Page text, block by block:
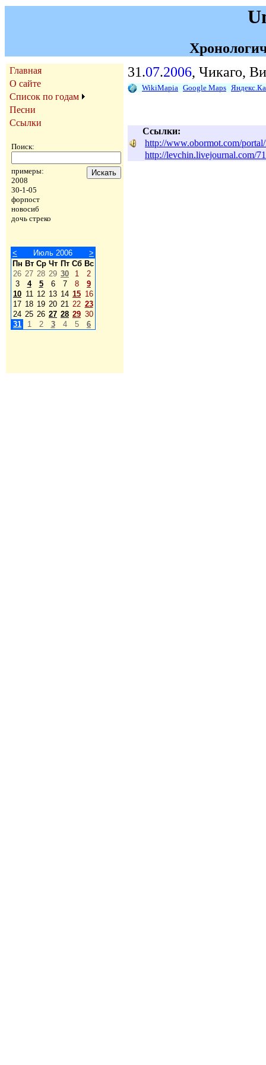
Главная
О сайте
Список по годам
Песни
Ссылки
Поиск:
примеры:
2008
30-1-05
форпост
новосиб
дочь стреко
< Июль 2006
>
Пн Вт Ср Чт Пт Сб Вс
26 27 28 29 30 1
2
3
4 5 6 7 8
9
10 11 12 13 14 15 16
17 18 19 20 21 22 23
24 25 26 27 28 29 30
31
1 2 3 4 5 6
31.07.2006, Чикаго,
WikiMapia Google Maps
Ссылки:
http://www.obormot.com/
http://levchin.livejournal.com/